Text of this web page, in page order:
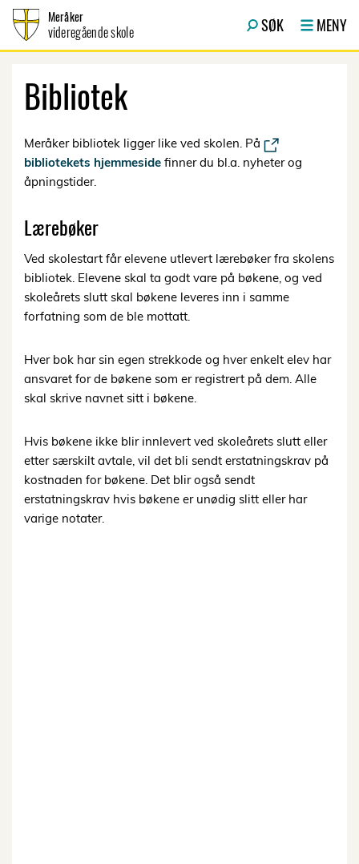
Meråker
videregående skole SØK MENY
Bibliotek
Meråker bibliotek ligger like ved skolen. På
bibliotekets hjemmeside finner du bl.a. nyheter og
åpningstider.
Lærebøker
Ved skolestart får elevene utlevert lærebøker fra skolens
bibliotek. Elevene skal ta godt vare på bøkene, og ved
skoleårets slutt skal bøkene leveres inn i samme
forfatning som de ble mottatt.
Hver bok har sin egen strekkode og hver enkelt elev har
ansvaret for de bøkene som er registrert på dem. Alle
skal skrive navnet sitt i bøkene.
Hvis bøkene ikke blir innlevert ved skoleårets slutt eller
etter særskilt avtale, vil det bli sendt erstatningskrav på
kostnaden for bøkene. Det blir også sendt
erstatningskrav hvis bøkene er unødig slitt eller har
varige notater.